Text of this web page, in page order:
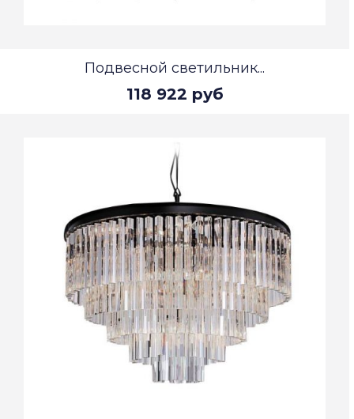
Подвесной светильник...
118 922 руб